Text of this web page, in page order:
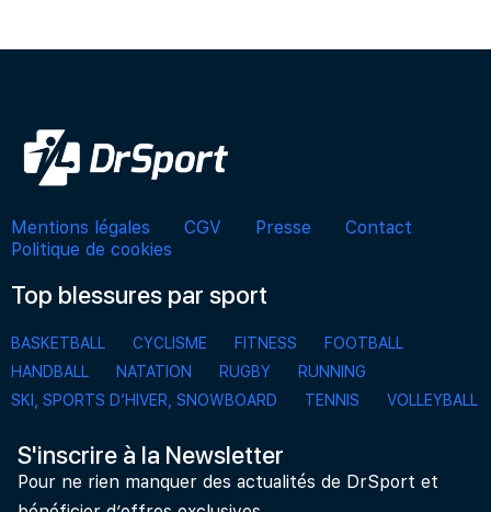
Mentions légales CGV Presse
Contact
Politique de cookies
Top blessures par sport
BASKETBALL CYCLISME FITNESS
FOOTBALL
HANDBALL
NATATION RUGBY
RUNNING
SKI, SPORTS D’HIVER, SNOWBOARD
TENNIS VOLLEYBALL
S'inscrire à la Newsletter
Pour ne rien manquer des actualités de DrSport et